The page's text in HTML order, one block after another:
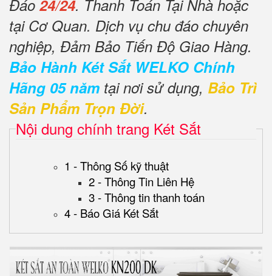
Đáo 24/24. Thanh Toán Tại Nhà hoặc
tại Cơ Quan. Dịch vụ chu đáo chuyên
nghiệp, Đảm Bảo Tiến Độ Giao Hàng.
Bảo Hành Két Sắt WELKO Chính
Hãng 05 năm tại nơi sử dụng, Bảo Trì
Sản Phẩm Trọn Đời.
Nội dung chính trang Két Sắt
1 - Thông Số kỹ thuật
2 - Thông Tin Liên Hệ
3 - Thông tin thanh toán
4 - Báo Giá Két Sắt